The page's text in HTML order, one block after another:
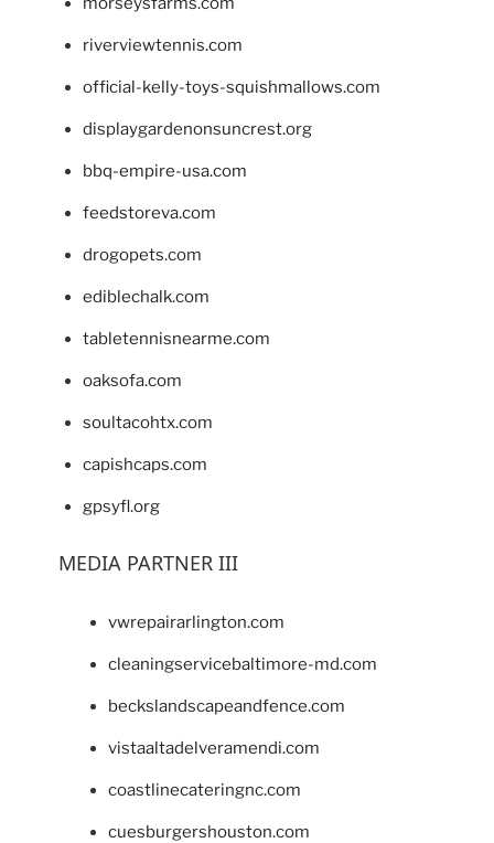
riverviewtennis.com
official-kelly-toys-squishmallows.com
displaygardenonsuncrest.org
bbq-empire-usa.com
feedstoreva.com
drogopets.com
ediblechalk.com
tabletennisnearme.com
oaksofa.com
soultacohtx.com
capishcaps.com
gpsyfl.org
MEDIA PARTNER III
vwrepairarlington.com
cleaningservicebaltimore-md.com
beckslandscapeandfence.com
vistaaltadelveramendi.com
coastlinecateringnc.com
cuesburgershouston.com